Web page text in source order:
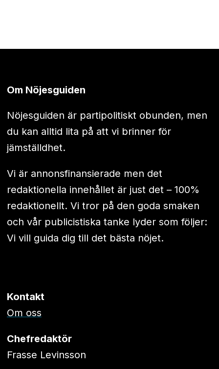
Om Nöjesguiden
Nöjesguiden är partipolitiskt obunden, men
du kan alltid lita på att vi brinner för
jämställdhet.
Vi är annonsfinansierade men det
redaktionella innehållet är just det – 100%
redaktionellt. Vi tror på den goda smaken
och vår publicistiska tanke lyder som följer:
Vi vill guida dig till det bästa nöjet.
Kontakt
Om oss
Chefredaktör
Frasse Levinsson